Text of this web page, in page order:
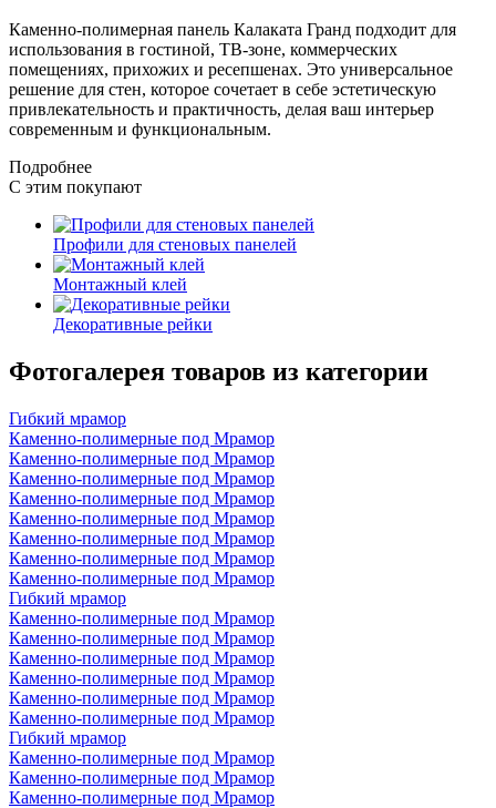
Каменно-полимерная панель Калаката Гранд подходит для
использования в гостиной, ТВ-зоне, коммерческих
помещениях, прихожих и ресепшенах. Это универсальное
решение для стен, которое сочетает в себе эстетическую
привлекательность и практичность, делая ваш интерьер
современным и функциональным.
Подробнее
С этим покупают
Профили для стеновых панелей
Монтажный клей
Декоративные рейки
Фотогалерея товаров из категории
Гибкий мрамор
Каменно-полимерные под Мрамор
Каменно-полимерные под Мрамор
Каменно-полимерные под Мрамор
Каменно-полимерные под Мрамор
Каменно-полимерные под Мрамор
Каменно-полимерные под Мрамор
Каменно-полимерные под Мрамор
Каменно-полимерные под Мрамор
Гибкий мрамор
Каменно-полимерные под Мрамор
Каменно-полимерные под Мрамор
Каменно-полимерные под Мрамор
Каменно-полимерные под Мрамор
Каменно-полимерные под Мрамор
Каменно-полимерные под Мрамор
Гибкий мрамор
Каменно-полимерные под Мрамор
Каменно-полимерные под Мрамор
Каменно-полимерные под Мрамор